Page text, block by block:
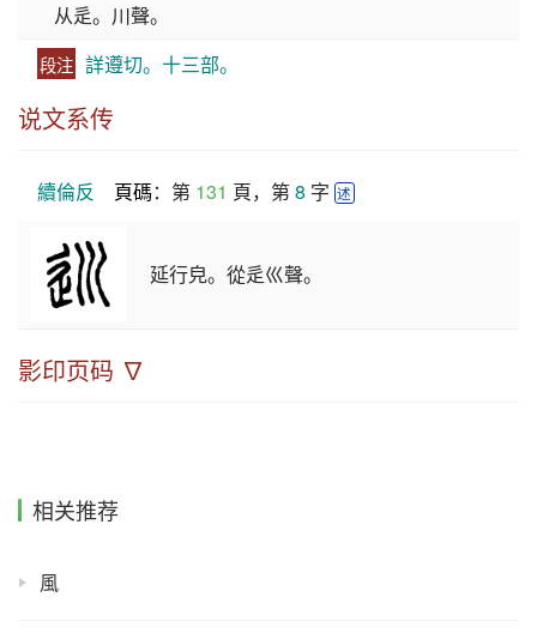
从辵。川聲。
段注 詳遵切。十三部。
说文系传
續倫反 頁碼：第 131 頁，第 8 字 述
延行皃。從辵巛聲。
影印页码 ∇
相关推荐
風